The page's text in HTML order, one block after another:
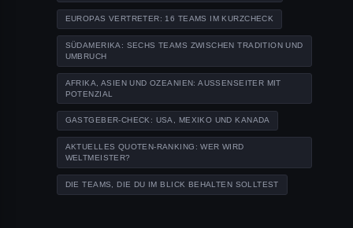
EUROPAS VERTRETER: 16 TEAMS IM KURZCHECK
SÜDAMERIKA: SECHS TEAMS ZWISCHEN TRADITION UND
UMBRUCH
AFRIKA, ASIEN UND OZEANIEN: AUSSENSEITER MIT P
OTENZIAL
GASTGEBER-CHECK: USA, MEXIKO UND KANADA
AKTUELLES QUOTEN-RANKING: WER WIRD
WELTMEISTER?
DIE TEAMS, DIE DU IM BLICK BEHALTEN SOLLTEST